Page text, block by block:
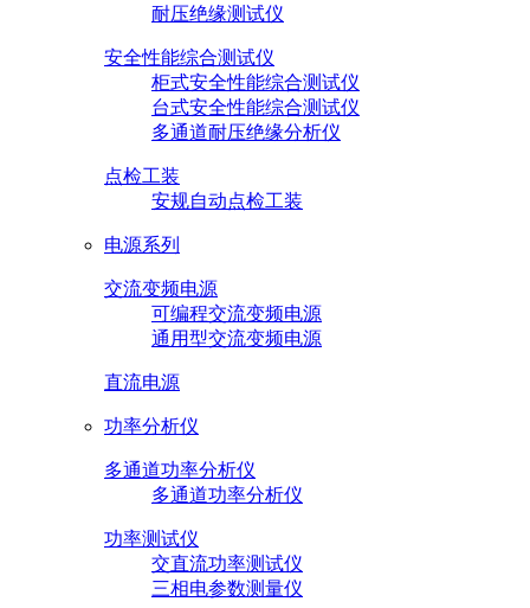
耐压绝缘测试仪
安全性能综合测试仪
柜式安全性能综合测试仪
台式安全性能综合测试仪
多通道耐压绝缘分析仪
点检工装
安规自动点检工装
电源系列
交流变频电源
可编程交流变频电源
通用型交流变频电源
直流电源
功率分析仪
多通道功率分析仪
多通道功率分析仪
功率测试仪
交直流功率测试仪
三相电参数测量仪